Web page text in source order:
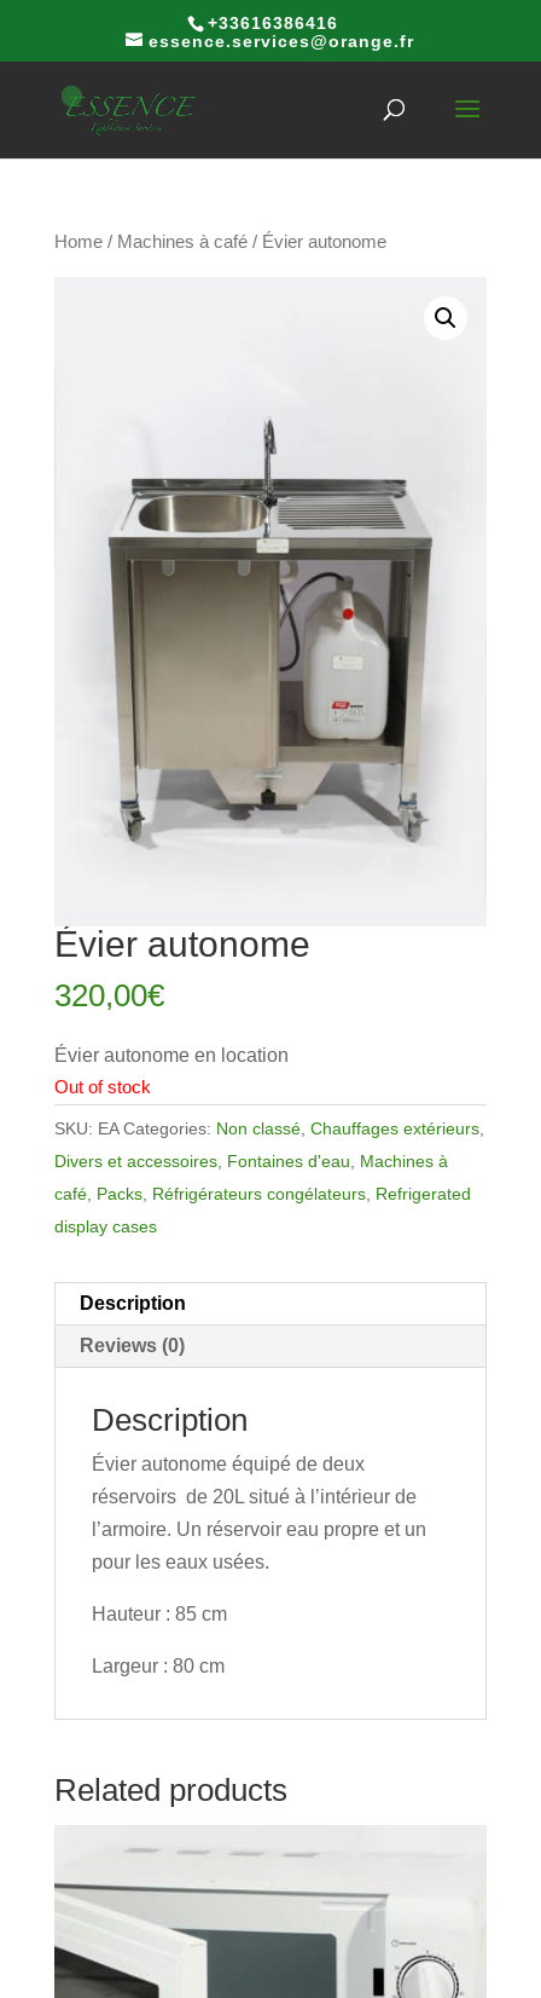
+33616386416
essence.services@orange.fr
Home/ Machines à café/ Évier autonome
Évier autonome
320,00€
Évier autonome en location
Out of stock
SKU: EA Categories: Non classé, Chauffages extérieurs,
Divers et accessoires, Fontaines d'eau, Machines à
café, Packs, Réfrigérateurs congélateurs, Refrigerated
display cases
Description
Reviews (0)
Description
Évier autonome équipé de deux
réservoirs de 20L situé à l’intérieur de
l’armoire. Un réservoir eau propre et un
pour les eaux usées.
Hauteur : 85 cm
Largeur : 80 cm
Related products